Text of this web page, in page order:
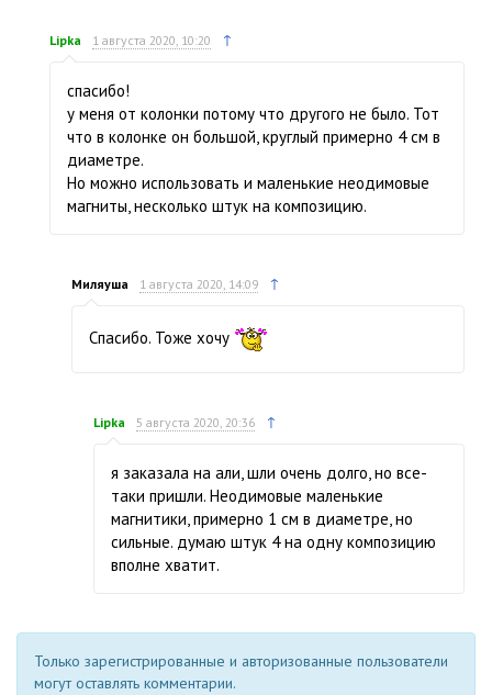
Lipka 1 августа 2020, 10:20 ↑
спасибо!
у меня от колонки потому что другого не было. Тот
что в колонке он большой, круглый примерно 4 см в
диаметре.
Но можно использовать и маленькие неодимовые
магниты, несколько штук на композицию.
Миляуша 1 августа 2020, 14:09 ↑
Спасибо. Тоже хочу
Lipka 5 августа 2020, 20:36 ↑
я заказала на али, шли очень долго, но все-
таки пришли. Неодимовые маленькие
магнитики, примерно 1 см в диаметре, но
сильные. думаю штук 4 на одну композицию
вполне хватит.
Только зарегистрированные и авторизованные пользователи
могут оставлять комментарии.